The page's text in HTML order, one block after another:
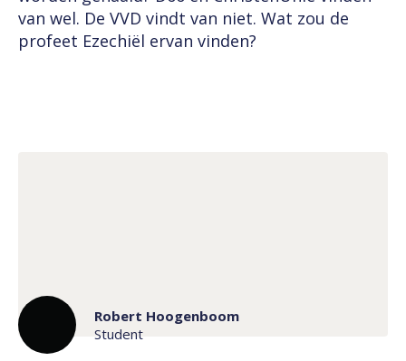
van wel. De VVD vindt van niet. Wat zou de
profeet Ezechiël ervan vinden?
Robert Hoogenboom
Student